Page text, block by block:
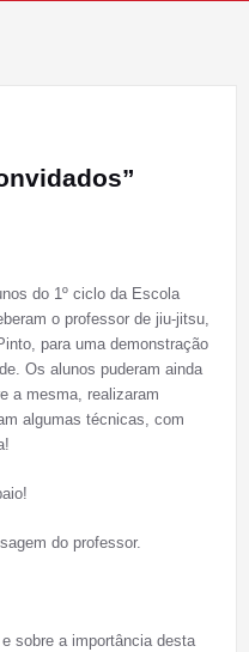
do 1º ciclo da Escola
o professor de jiu-jitsu,
para uma demonstração
Os alunos puderam ainda
a mesma, realizaram
algumas técnicas, com
do professor.
sobre a importância desta